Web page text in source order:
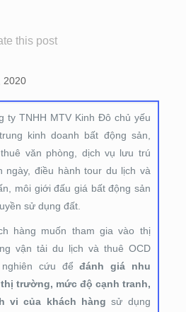
this post
2020
ty TNHH MTV Kinh Đô chủ yếu
kinh doanh bất động sản,
văn phòng, dịch vụ lưu trú
ngày, điều hành tour du lịch và
môi giới đấu giá bất động sản
sử dụng đất.
hàng muốn tham gia vào thị
vận tải du lịch và thuê OCD
nghiên cứu đểđánh giá nhu
trường, mức độ cạnh tranh,
vi của khách hàng sử dụng